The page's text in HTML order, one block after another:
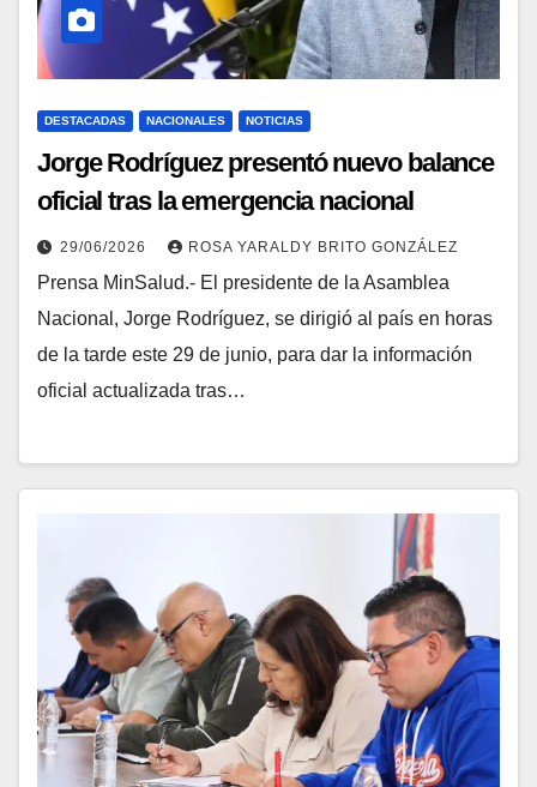
DESTACADAS NACIONALES NOTICIAS
Jorge Rodríguez presentó nuevo balance
oficial tras la emergencia nacional
29/06/2026 ROSA YARALDY BRITO GONZÁLEZ
Prensa MinSalud.- El presidente de la Asamblea
Nacional, Jorge Rodríguez, se dirigió al país en horas
de la tarde este 29 de junio, para dar la información
oficial actualizada tras…